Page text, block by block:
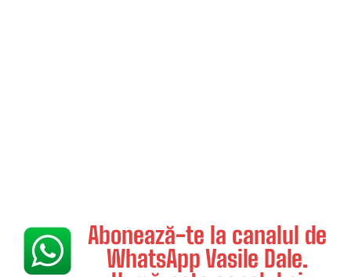
Abonează-te la canalul de
WhatsApp Vasile Dale.